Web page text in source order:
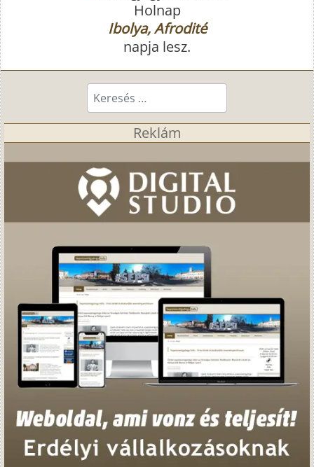
Holnap
Ibolya, Afrodité
napja lesz.
Keresés...
Reklám